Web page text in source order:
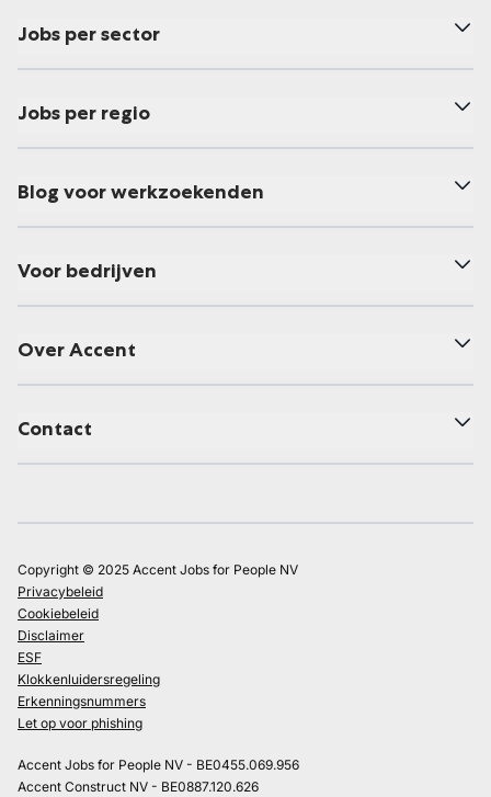
Jobs per sector
Jobs per regio
Blog voor werkzoekenden
Voor bedrijven
Over Accent
Contact
Copyright © 2025 Accent Jobs for People NV
Privacybeleid
Cookiebeleid
Disclaimer
ESF
Klokkenluidersregeling
Erkenningsnummers
Let op voor phishing
Accent Jobs for People NV - BE0455.069.956
Accent Construct NV - BE0887.120.626